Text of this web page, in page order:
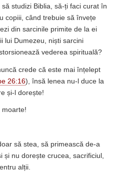
studizi Biblia, să-ți faci curat în
copiii, când trebuie să învețe
din sarcinile primite de la ei
lui Dumezeu, niști sarcini
vederea spirituală?
crede că este mai înțelept
26:16), însă lenea nu-l duce la
și-l dorește!
moarte!
să stea, să primească de-a
și nu dorește crucea, sacrificiul,
alții.